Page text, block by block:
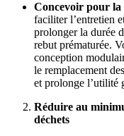
Concevoir pour la
faciliter l’entretien
prolonger la durée
rebut prématurée.
conception
le remplacement
et prolonge l’utilité
Réduire au
déchets